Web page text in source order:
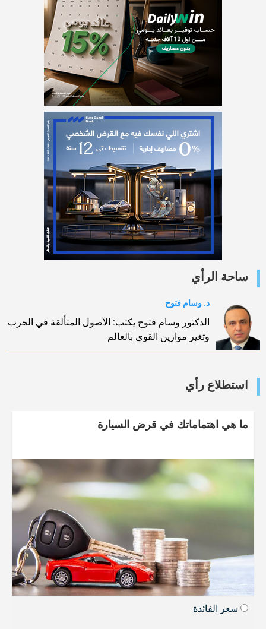
ساحة الرأي
د. وسام فتوح
الدكتور وسام فتوح يكتب: الأصول المتألقة في الحرب
وتغير موازين القوي بالعالم
استطلاع رأي
ما هي اهتماماتك في قرض السيارة
سعر الفائدة